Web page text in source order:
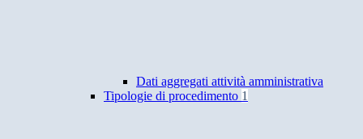
Dati aggregati attività amministrativa
Tipologie di procedimento 1